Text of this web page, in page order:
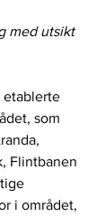
med utsikt
etablerte
som
Flintbanen
i området,